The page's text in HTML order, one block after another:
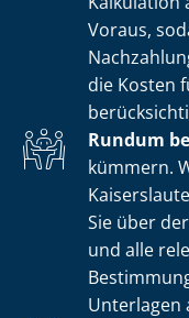
Voraus,
die Kosten
Rundum
kümmern.
Sie über
und alle
Unterlagen